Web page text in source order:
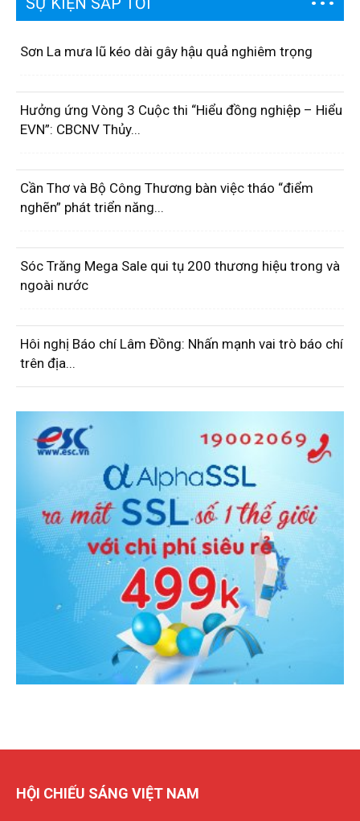
Sơn La mưa lũ kéo dài gây hậu quả nghiêm trọng
Hưởng ứng Vòng 3 Cuộc thi “Hiểu đồng nghiệp – Hiểu
EVN”: CBCNV Thủy...
Cần Thơ và Bộ Công Thương bàn việc tháo “điểm
nghẽn” phát triển năng...
Sóc Trăng Mega Sale qui tụ 200 thương hiệu trong và
ngoài nước
Hôi nghị Báo chí Lâm Đồng: Nhấn mạnh vai trò báo chí
trên địa...
HỘI CHIẾU SÁNG VIỆT NAM